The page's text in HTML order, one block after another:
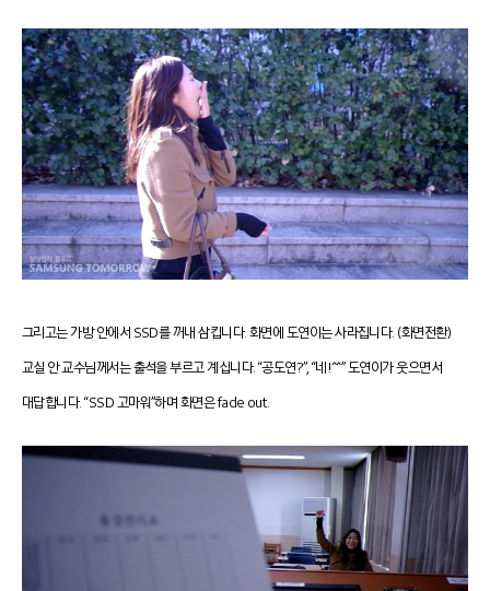
그리고는 가방 안에서 SSD를 꺼내 삼킵니다. 화면에 도연이는 사라집니다. (화면전환)
교실 안 교수님께서는 출석을 부르고 계십니다. “공도연?”, “네!^^” 도연이가 웃으면서
대답합니다. “SSD 고마워”하며 화면은 fade out.